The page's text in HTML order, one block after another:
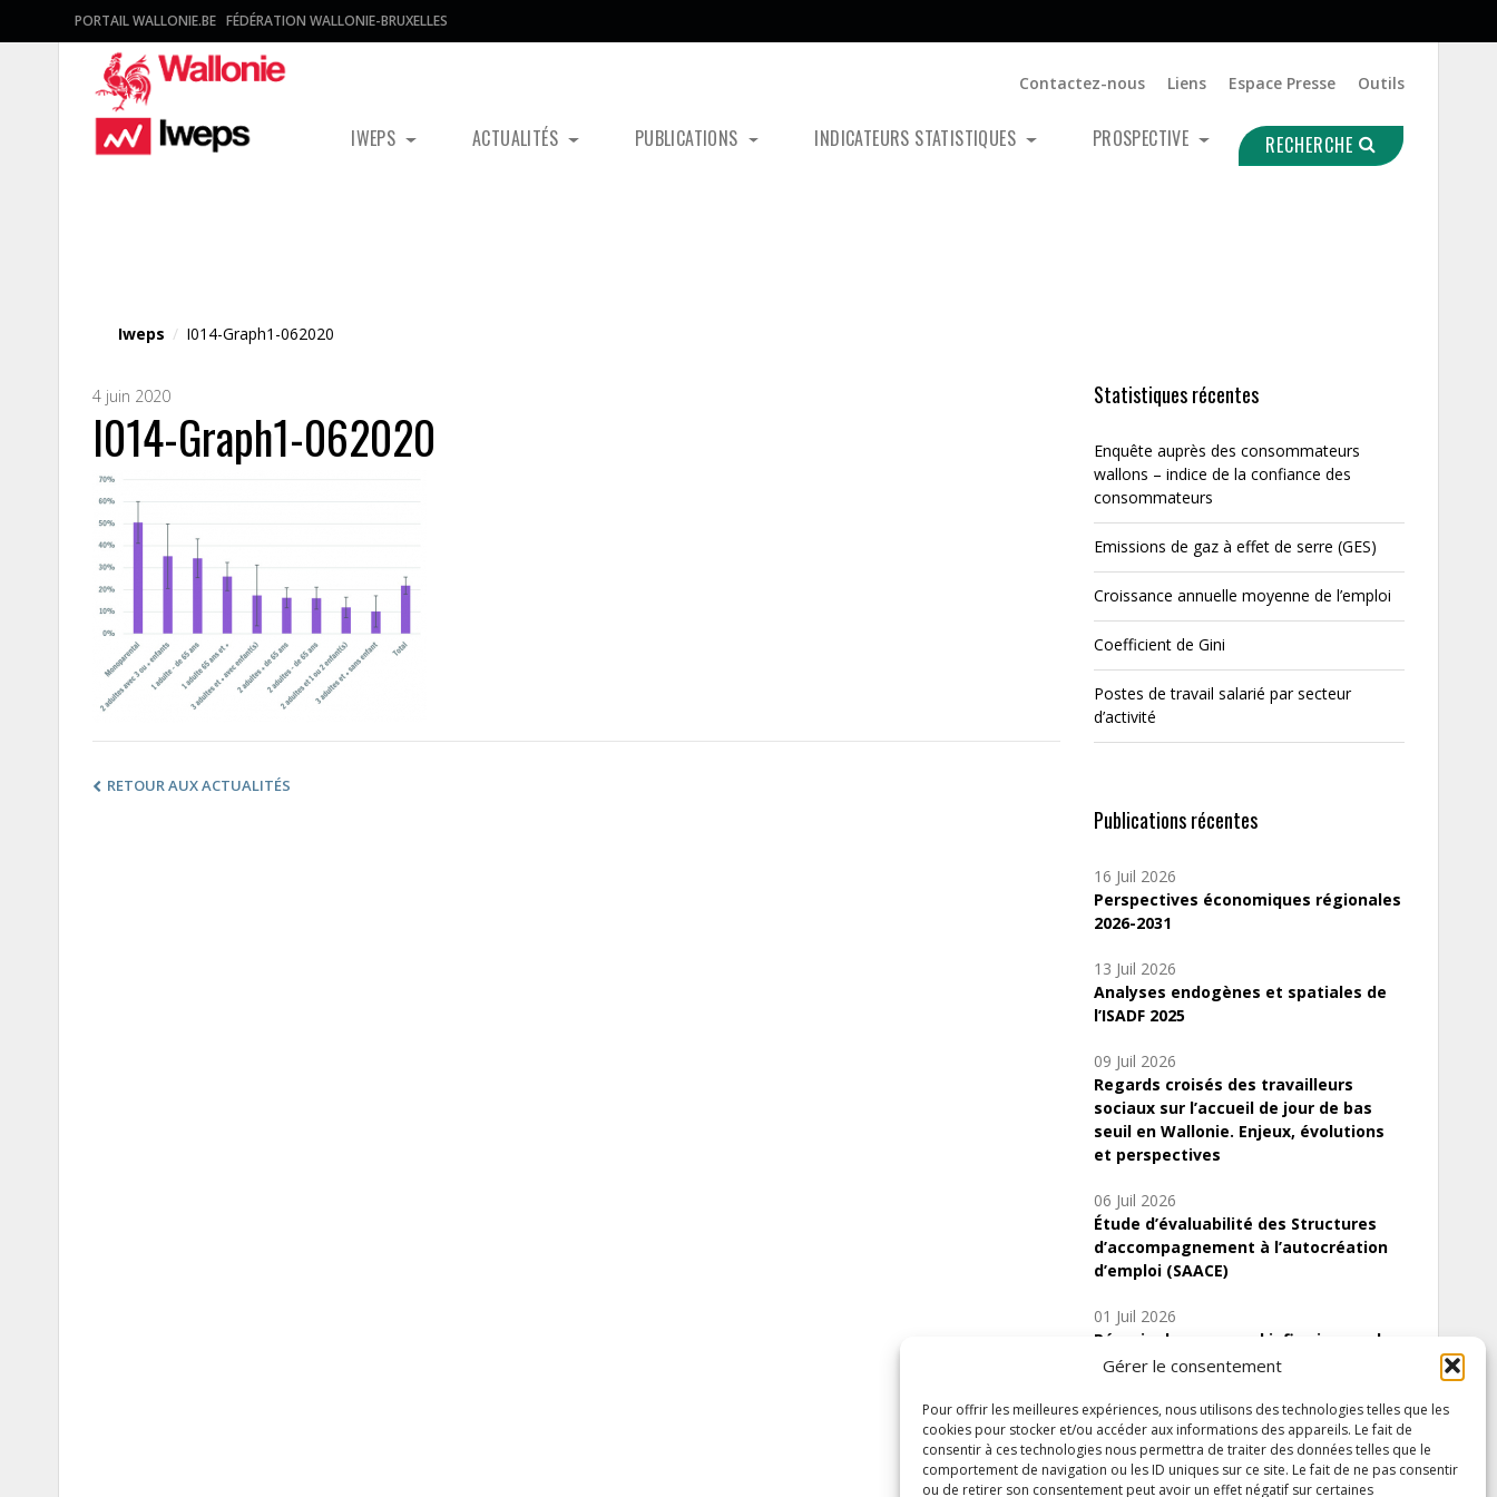
Gérer le consentement
Pour offrir les meilleures expériences, nous utilisons des technologies telles que les
cookies pour stocker et/ou accéder aux informations des appareils. Le fait de
consentir à ces technologies nous permettra de traiter des données telles que le
comportement de navigation ou les ID uniques sur ce site. Le fait de ne pas consentir
ou de retirer son consentement peut avoir un effet négatif sur certaines
PORTAIL WALLONIE.BE FÉDÉRATION WALLONIE-BRUXELLES
Contactez-nous Liens Espace Presse Outils
IWEPS ACTUALITÉS PUBLICATIONS INDICATEURS STATISTIQUES PROSPECTIVE RECHERCHE
Iweps / I014-Graph1-062020
4 juin 2020
I014-Graph1-062020
RETOUR AUX ACTUALITÉS
Statistiques récentes
Enquête auprès des consommateurs
wallons – indice de la confiance des
consommateurs
Emissions de gaz à effet de serre (GES)
Croissance annuelle moyenne de l’emploi
Coefficient de Gini
Postes de travail salarié par secteur
d’activité
Publications récentes
16 Juil 2026
Perspectives économiques régionales
2026-2031
13 Juil 2026
Analyses endogènes et spatiales de
l’ISADF 2025
09 Juil 2026
Regards croisés des travailleurs
sociaux sur l’accueil de jour de bas
seuil en Wallonie. Enjeux, évolutions
et perspectives
06 Juil 2026
Étude d’évaluabilité des Structures
d’accompagnement à l’autocréation
d’emploi (SAACE)
01 Juil 2026
Pénurie du personnel infirmier :quels
indicateurs d’offre de soins pour
Inscrivez-vous à notre newsletter